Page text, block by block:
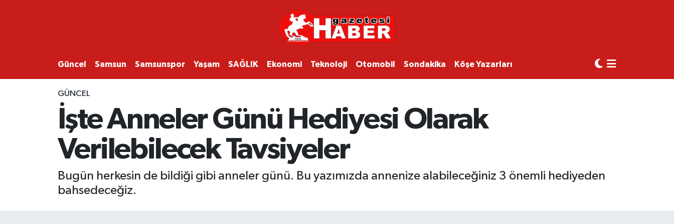
Güncel Samsun Samsunspor Yaşam SAĞLIK Ekonomi Teknoloji Otomobil Sondakika Köşe Yazarları
GÜNCEL
İşte Anneler Günü Hediyesi Olarak
Verilebilecek Tavsiyeler
Bugün herkesin de bildiği gibi anneler günü. Bu yazımızda annenize alabileceğiniz 3 önemli hediyeden
bahsedeceğiz.
SAMSUN
SAMSUNSPOR
EKONOMİ